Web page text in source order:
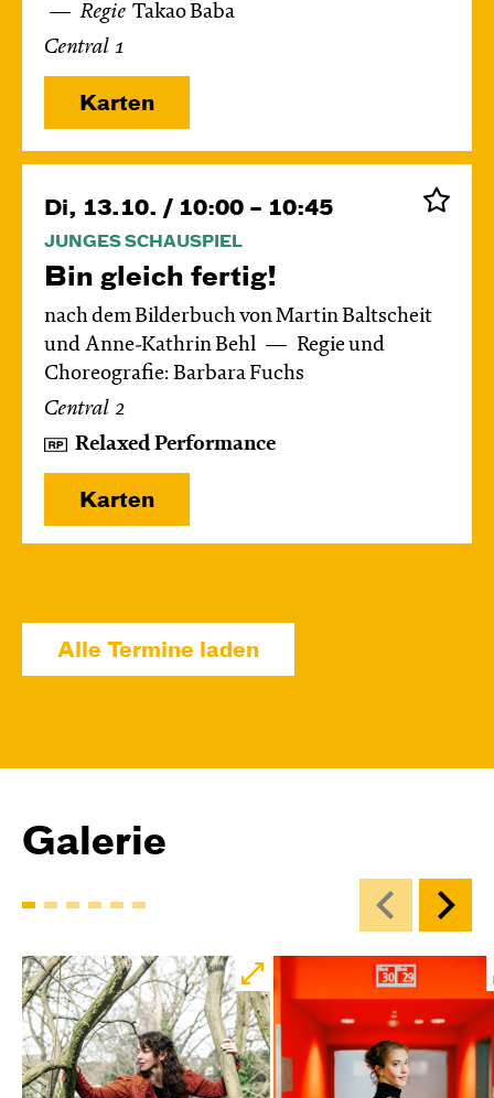
Regie Takao Baba
Central 1
Karten
Di, 13.10. / 10:00 – 10:45
JUNGES SCHAUSPIEL
Bin gleich fertig!
nach dem Bilderbuch von Martin Baltscheit
und Anne-Kathrin Behl
Regie und
Choreografie: Barbara Fuchs
Central 2
Relaxed Performance
Karten
JUNGES SCHAUSPIEL
Bin gleich fertig!
Choreografie: Barbara Fuchs
Relaxed Performance
Karten
Di, 27.10. / 10:00 – 10:45
JUNGES SCHAUSPIEL
Bin gleich fertig!
Alle Termine laden
Galerie